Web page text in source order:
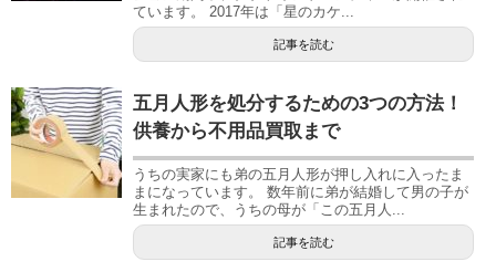
ています。 2017年は「星のカケ...
記事を読む
五月人形を処分するための3つの方法！
供養から不用品買取まで
うちの実家にも弟の五月人形が押し入れに入ったま
まになっています。 数年前に弟が結婚して男の子が
生まれたので、うちの母が「この五月人...
記事を読む